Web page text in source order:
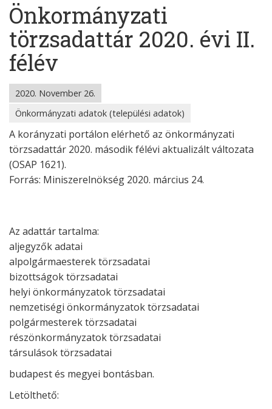
Önkormányzati
törzsadattár 2020. évi II.
félév
2020. November 26.
Önkormányzati adatok (települési adatok)
A korányzati portálon elérhető az önkormányzati
törzsadattár 2020. második félévi aktualizált változata
(OSAP 1621).
Forrás: Miniszerelnökség 2020. március 24.
Az adattár tartalma:
aljegyzők adatai
alpolgármaesterek törzsadatai
bizottságok törzsadatai
helyi önkormányzatok törzsadatai
nemzetiségi önkormányzatok törzsadatai
polgármesterek törzsadatai
részönkormányzatok törzsadatai
társulások törzsadatai
budapest és megyei bontásban.
Letölthető: